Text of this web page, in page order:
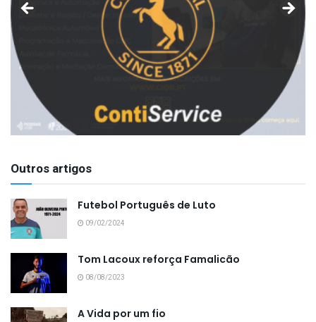
Outros artigos
Futebol Português de Luto
09/02/2024
Tom Lacoux reforça Famalicão
08/08/2023
A Vida por um fio